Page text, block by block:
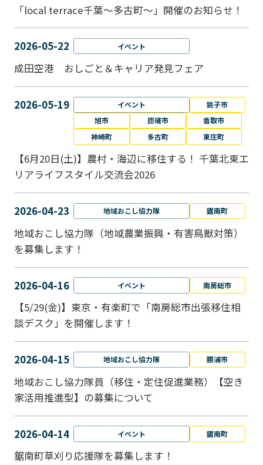
「local terrace千葉～多古町～」開催のお知らせ！
2026-05-22 イベント
成田空港 おしごと＆キャリア発見フェア
2026-05-19 イベント
銚子市
旭市
匝瑳市
香取市
神崎町
多古町 東庄町
【6月20日(土)】農村・海辺に移住する！ 千葉北東エ
リアライフスタイル交流会2026
2026-04-23 地域おこし協力隊 鋸南町
地域おこし協力隊（地域農業振興・有害鳥獣対策）
を募集します！
2026-04-16 イベント 南房総市
【5/29(金)】東京・有楽町で「南房総市出張移住相
談デスク」を開催します！
2026-04-15 地域おこし協力隊 勝浦市
地域おこし協力隊員（移住・定住促進業務）【空き
家活用推進型】の募集について
2026-04-14 イベント 鋸南町
鋸南町草刈り応援隊を募集します！